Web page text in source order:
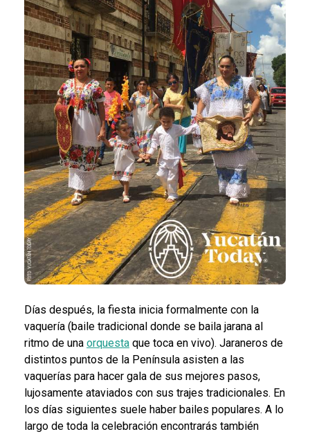
Días después, la fiesta inicia formalmente con la
vaquería (baile tradicional donde se baila jarana al
ritmo de una orquesta que toca en vivo). Jaraneros de
distintos puntos de la Península asisten a las
vaquerías para hacer gala de sus mejores pasos,
lujosamente ataviados con sus trajes tradicionales. En
los días siguientes suele haber bailes populares. A lo
largo de toda la celebración encontrarás también